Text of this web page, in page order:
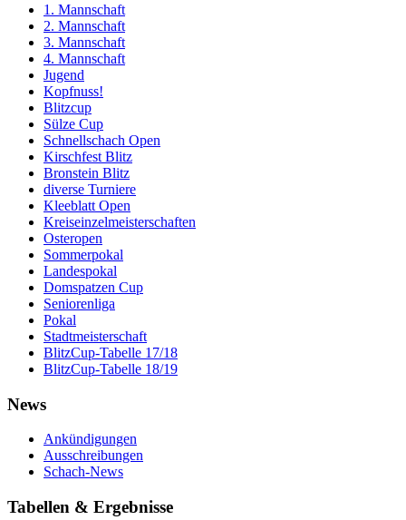
1. Mannschaft
2. Mannschaft
3. Mannschaft
4. Mannschaft
Jugend
Kopfnuss!
Blitzcup
Sülze Cup
Schnellschach Open
Kirschfest Blitz
Bronstein Blitz
diverse Turniere
Kleeblatt Open
Kreiseinzelmeisterschaften
Osteropen
Sommerpokal
Landespokal
Domspatzen Cup
Seniorenliga
Pokal
Stadtmeisterschaft
BlitzCup-Tabelle 17/18
BlitzCup-Tabelle 18/19
News
Ankündigungen
Ausschreibungen
Schach-News
Tabellen & Ergebnisse